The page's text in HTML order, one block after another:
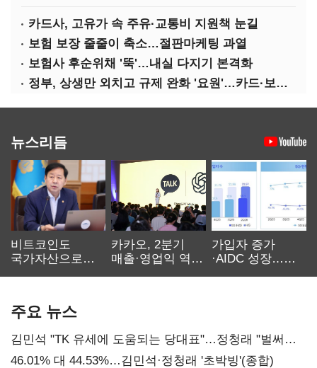
카드사, 고유가 속 주유·교통비 지원책 눈길
보험 보장 줄줄이 축소…절판마케팅 과열
보험사 후순위채 '뚝'…내실 다지기 본격화
정부, 상생만 외치고 규제 완화 '요원'…카드·보험사 부담 역대급
뉴스리듬
비트코인도
국가자산으로…'
카카오, 2분기
매출·영업익 역대
가입자 증가
·AIDC 성장…
주요 뉴스
김민석 "TK 유세에 도움되는 당대표"…정청래 "벌써
대표된 양 당직 배분"
46.01% 대 44.53%…김민석·정청래 '초박빙'(종합)